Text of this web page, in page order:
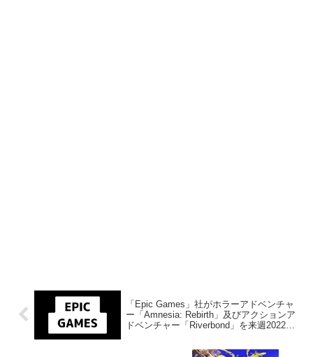
「Epic Games」社がホラーアドベンチャ
ー「Amnesia: Rebirth」及びアクションア
ドベンチャー「Riverbond」を来週2022年4